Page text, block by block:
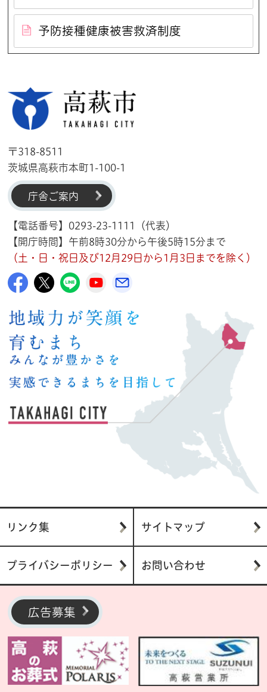
予防接種健康被害救済制度
〒318-8511
茨城県高萩市本町1-100-1
庁舎ご案内
【電話番号】0293-23-1111（代表）
【開庁時間】午前8時30分から午後5時15分まで
（土・日・祝日及び12月29日から1月3日までを除く）
高萩市公式Facebook
高萩市公式X
高萩市公式LINE
高萩市YouTube公式チャンネル
リンク集 サイトマップ
プライバシーポリシー お問い合わせ
広告募集